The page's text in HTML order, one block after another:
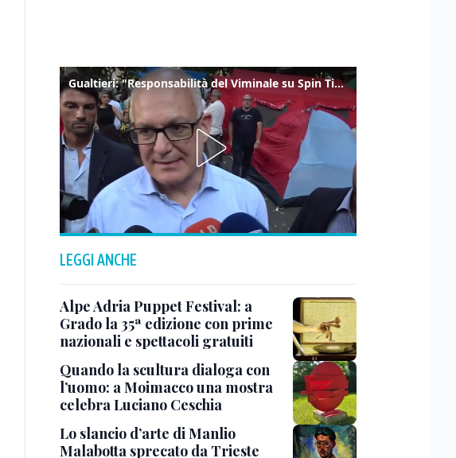
Gualtieri: "Responsabilità del Viminale su Spin Time? La posizione dei partiti è nota"
LEGGI ANCHE
Alpe Adria Puppet Festival: a
Grado la 35ª edizione con prime
nazionali e spettacoli gratuiti
Quando la scultura dialoga con
l’uomo: a Moimacco una mostra
celebra Luciano Ceschia
Lo slancio d’arte di Manlio
Malabotta sprecato da Trieste